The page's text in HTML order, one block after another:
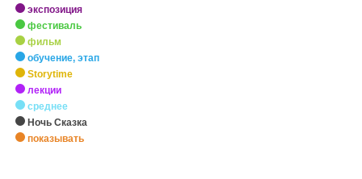
экспозиция
фестиваль
фильм
обучение, этап
Storytime
лекции
среднее
Ночь Сказка
показывать